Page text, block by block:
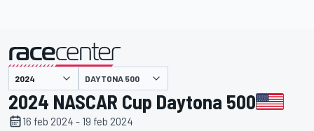
presentado por DAYTONA 500
2024 NASCAR Cup Daytona 500
16 feb 2024 - 19 feb 2024